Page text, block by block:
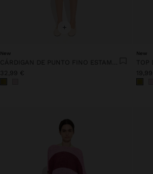
+
New
CÁRDIGAN DE PUNTO FINO ESTAMPADO
32,99 €
New